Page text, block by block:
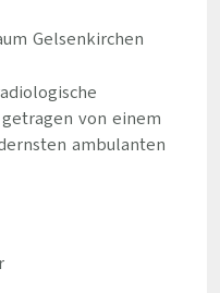
Gelsenkirchen
von einem
ambulanten